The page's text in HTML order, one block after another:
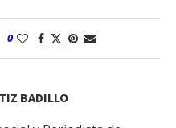
0
BADILLO